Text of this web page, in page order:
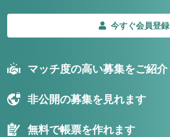
今すぐ会員登録
マッチ度の高い募集をご紹介
非公開の募集を見れます
無料で帳票を作れます